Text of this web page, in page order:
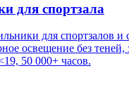
для спортзала
для спортзалов и
освещение без теней,
50 000+ часов.